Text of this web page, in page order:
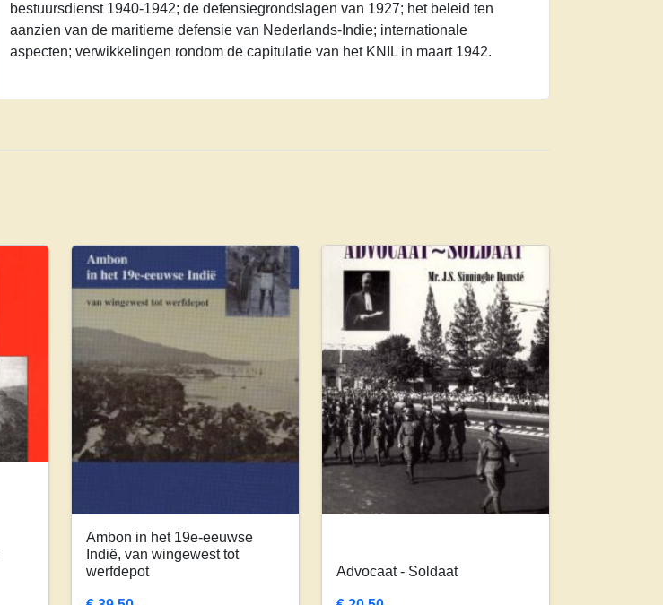
bestuursdienst 1940-1942; de defensiegrondslagen van 1927; het beleid ten
aanzien van de maritieme defensie van Nederlands-Indie; internationale
aspecten; verwikkelingen rondom de capitulatie van het KNIL in maart 1942.
Ambon in het 19e-eeuwse
Indië, van wingewest tot
werfdepot
Advocaat - Soldaat